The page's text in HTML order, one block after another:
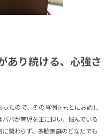
あり続ける、心強さ
たので、その事例をもとにお話し
パが育児を主に担い、悩んでいる
関わらず、多胎家庭のどなたでも